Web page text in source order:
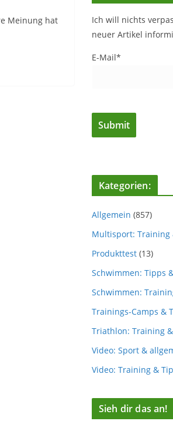
Meinung hat
Ich will nichts
neuer Artikel
E-Mail*
Kategorien:
Allgemein (857)
Multisport: Training
Produkttest (13)
Schwimmen: Tipps
Schwimmen:
Trainings-Camps &
Triathlon: Training
Video: Sport &
Video: Training &
Sieh dir das an!